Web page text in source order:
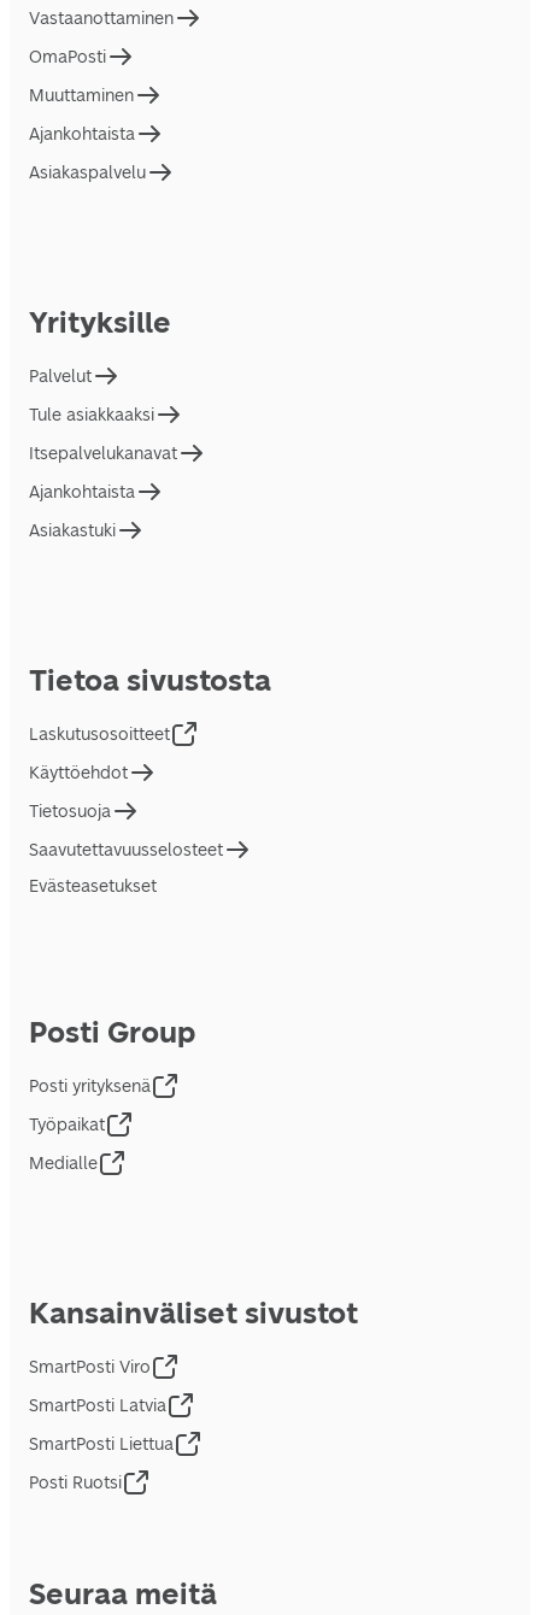
Vastaanottaminen
OmaPosti
Muuttaminen
Ajankohtaista
Asiakaspalvelu
Yrityksille
Palvelut
Tule asiakkaaksi
Itsepalvelukanavat
Ajankohtaista
Asiakastuki
Tietoa sivustosta
Laskutusosoitteet
Käyttöehdot
Tietosuoja
Saavutettavuusselosteet
Evästeasetukset
Posti Group
Posti yrityksenä
Työpaikat
Medialle
Kansainväliset sivustot
SmartPosti Viro
SmartPosti Latvia
SmartPosti Liettua
Posti Ruotsi
Seuraa meitä